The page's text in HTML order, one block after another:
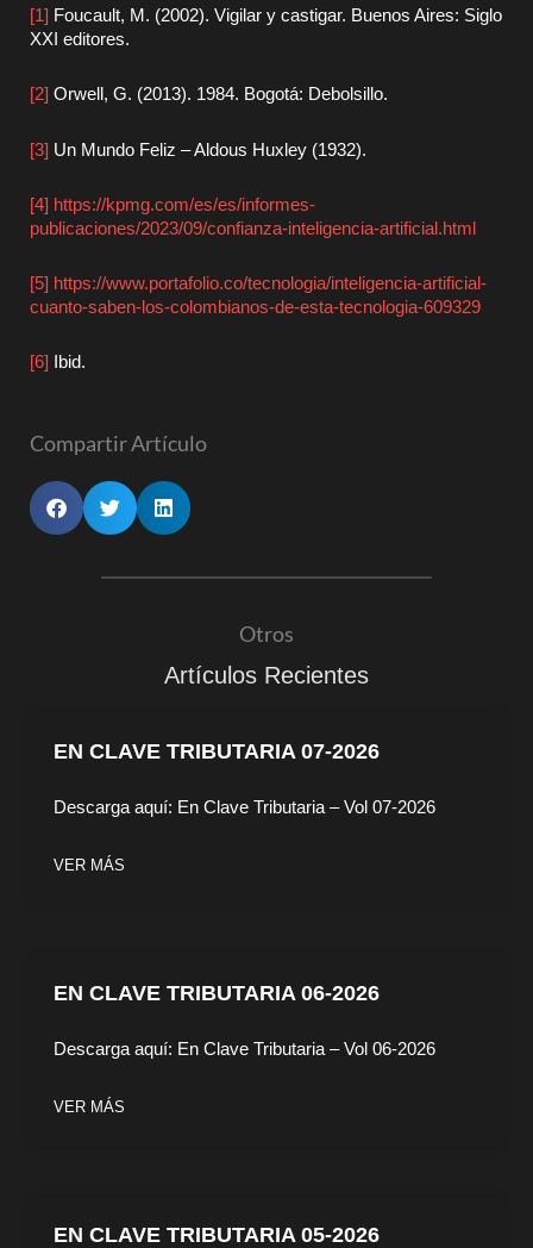
[1] Foucault, M. (2002). Vigilar y castigar. Buenos Aires: Siglo
XXI editores.
[2] Orwell, G. (2013). 1984. Bogotá: Debolsillo.
[3] Un Mundo Feliz – Aldous Huxley (1932).
[4] https://kpmg.com/es/es/informes-
publicaciones/2023/09/confianza-inteligencia-artificial.html
[5] https://www.portafolio.co/tecnologia/inteligencia-artificial-
cuanto-saben-los-colombianos-de-esta-tecnologia-609329
[6] Ibid.
Compartir Artículo
Otros
Artículos Recientes
EN CLAVE TRIBUTARIA 07-2026
Descarga aquí: En Clave Tributaria – Vol 07-2026
VER MÁS
EN CLAVE TRIBUTARIA 06-2026
Descarga aquí: En Clave Tributaria – Vol 06-2026
VER MÁS
EN CLAVE TRIBUTARIA 05-2026